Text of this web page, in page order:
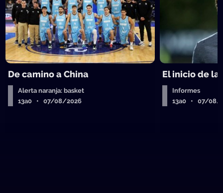
De camino a China
Alerta naranja: basket
13a0 • 07/08/2026
El inicio de la
Informes
13a0 • 07/08/